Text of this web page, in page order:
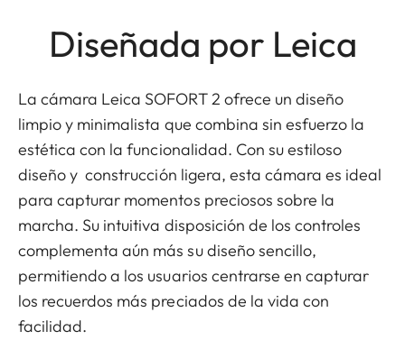
Diseñada por Leica
La cámara Leica SOFORT 2 ofrece un diseño
limpio y minimalista que combina sin esfuerzo la
estética con la funcionalidad. Con su estiloso
diseño y construcción ligera, esta cámara es ideal
para capturar momentos preciosos sobre la
marcha. Su intuitiva disposición de los controles
complementa aún más su diseño sencillo,
permitiendo a los usuarios centrarse en capturar
los recuerdos más preciados de la vida con
facilidad.